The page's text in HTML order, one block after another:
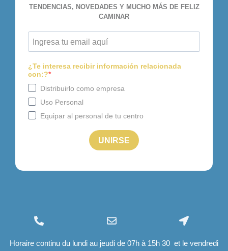
export@felizcaminar.com
Villena (Alicante)
Horaire continu du lundi au jeudi de 07h à 15h 30 et le vendredi